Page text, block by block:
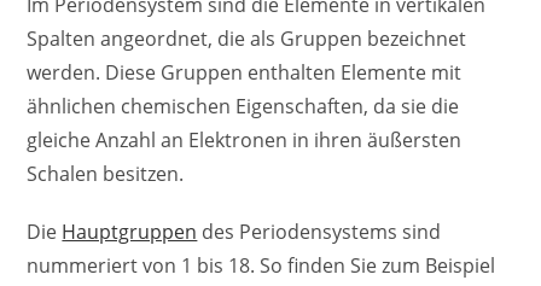
Spalten angeordnet, die als Gruppen bezeichnet
werden. Diese Gruppen enthalten Elemente mit
ähnlichen chemischen Eigenschaften, da sie die
gleiche Anzahl an Elektronen in ihren äußersten
Schalen besitzen.
Die Hauptgruppen des Periodensystems sind
nummeriert von 1 bis 18. So finden Sie zum Beispiel